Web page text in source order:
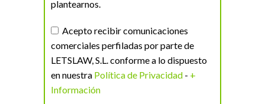
plantearnos.
Acepto recibir comunicaciones
comerciales perfiladas por parte de
LETSLAW, S.L. conforme a lo dispuesto
en nuestra Política de Privacidad - +
Información